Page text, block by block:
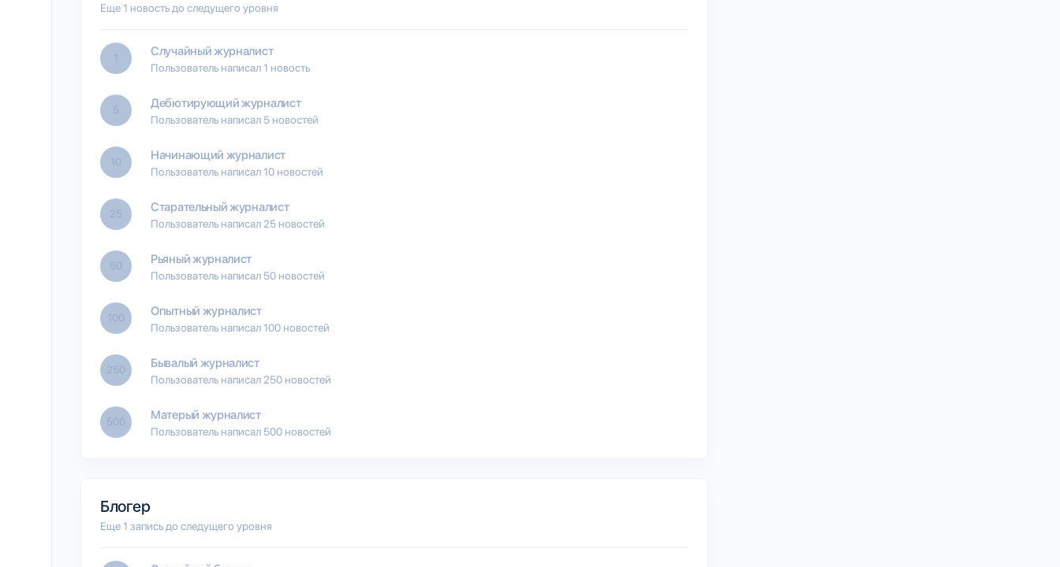
Еще 1 новость до следущего уровня
1 Случайный журналист
Пользователь написал 1 новость
5 Дебютирующий журналист
Пользователь написал 5 новостей
10 Начинающий журналист
Пользователь написал 10 новостей
25 Старательный журналист
Пользователь написал 25 новостей
50 Рьяный журналист
Пользователь написал 50 новостей
100 Опытный журналист
Пользователь написал 100 новостей
250 Бывалый журналист
Пользователь написал 250 новостей
500 Матерый журналист
Пользователь написал 500 новостей
Блогер
Еще 1 запись до следущего уровня